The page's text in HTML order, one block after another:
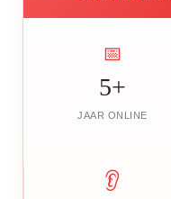
📅
5+
JAAR ONLINE
👂